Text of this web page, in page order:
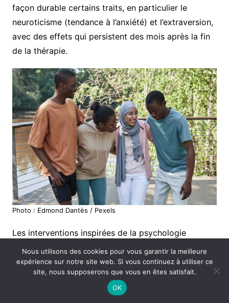
façon durable certains traits, en particulier le
neuroticisme (tendance à l’anxiété) et l’extraversion,
avec des effets qui persistent des mois après la fin
de la thérapie.
Photo : Edmond Dantès / Pexels
Les interventions inspirées de la psychologie
positive ont été testées dans des dizaines d’études.
Martin Seligman et son équipe ont développé des
exercices comme :
Nous utilisons des cookies pour vous garantir la meilleure
expérience sur notre site web. Si vous continuez à utiliser ce
site, nous supposerons que vous en êtes satisfait.
OK